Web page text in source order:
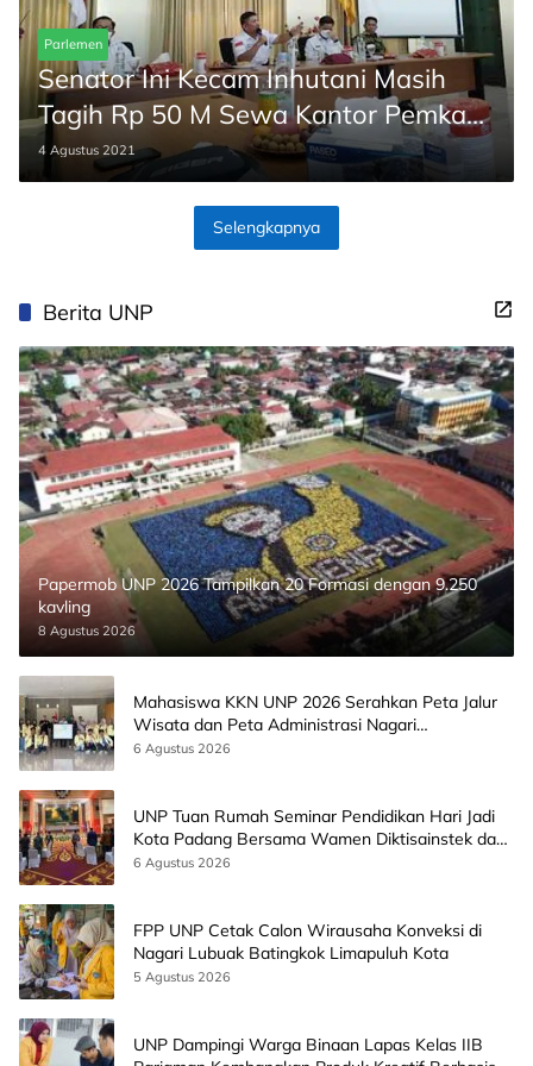
Parlemen
Senator Ini Kecam Inhutani Masih
Tagih Rp 50 M Sewa Kantor Pemkab
Tana Tidung
4 Agustus 2021
Selengkapnya
Berita UNP
Papermob UNP 2026 Tampilkan 20 Formasi dengan 9.250
kavling
8 Agustus 2026
Mahasiswa KKN UNP 2026 Serahkan Peta Jalur
Wisata dan Peta Administrasi Nagari
Paninggahan
6 Agustus 2026
UNP Tuan Rumah Seminar Pendidikan Hari Jadi
Kota Padang Bersama Wamen Diktisainstek dan
CEO EMGS Malaysia
6 Agustus 2026
FPP UNP Cetak Calon Wirausaha Konveksi di
Nagari Lubuak Batingkok Limapuluh Kota
5 Agustus 2026
UNP Dampingi Warga Binaan Lapas Kelas IIB